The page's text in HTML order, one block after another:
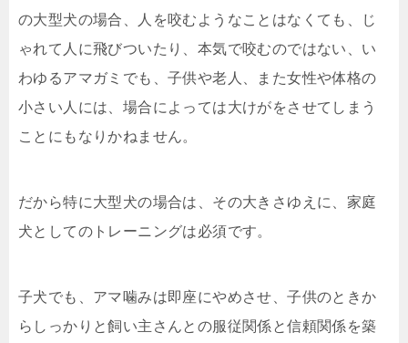
の大型犬の場合、人を咬むようなことはなくても、じ
ゃれて人に飛びついたり、本気で咬むのではない、い
わゆるアマガミでも、子供や老人、また女性や体格の
小さい人には、場合によっては大けがをさせてしまう
ことにもなりかねません。
だから特に大型犬の場合は、その大きさゆえに、家庭
犬としてのトレーニングは必須です。
子犬でも、アマ噛みは即座にやめさせ、子供のときか
らしっかりと飼い主さんとの服従関係と信頼関係を築